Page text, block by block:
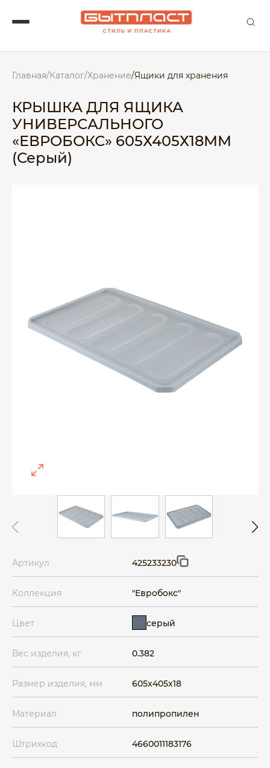
Главная/Каталог/Хранение/Ящики для хранения
КРЫШКА ДЛЯ ЯЩИКА
УНИВЕРСАЛЬНОГО
«ЕВРОБОКС» 605Х405Х18ММ
(Серый)
Артикул 425233230
Коллекция "Евробокс"
Цвет серый
Вес изделия, кг 0.382
Размер изделия, мм 605x405x18
Материал полипропилен
Штрихкод 4660011183176